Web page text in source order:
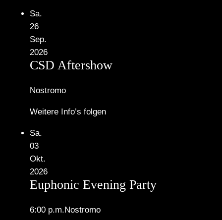
Sa.
26
Sep.
2026
CSD Aftershow
Nostromo
Weitere Info’s folgen
Sa.
03
Okt.
2026
Euphonic Evening Party
6:00 p.m.Nostromo